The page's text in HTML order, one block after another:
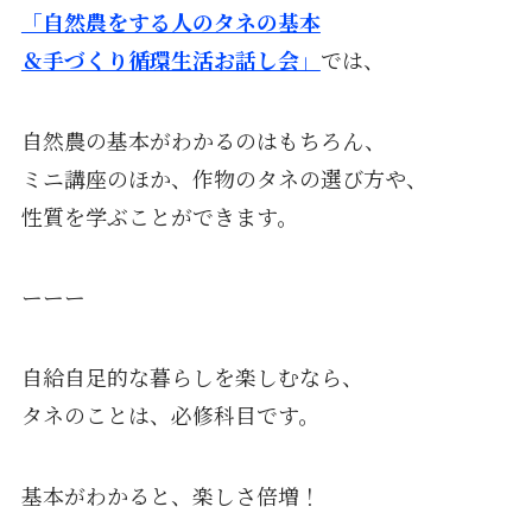
「自然農をする人のタネの基本
＆手づくり循環生活お話し会」 では、
自然農の基本がわかるのはもちろん、
ミニ講座のほか、作物のタネの選び方や、
性質を学ぶことができます。
ーーー
自給自足的な暮らしを楽しむなら、
タネのことは、必修科目です。
基本がわかると、楽しさ倍増！